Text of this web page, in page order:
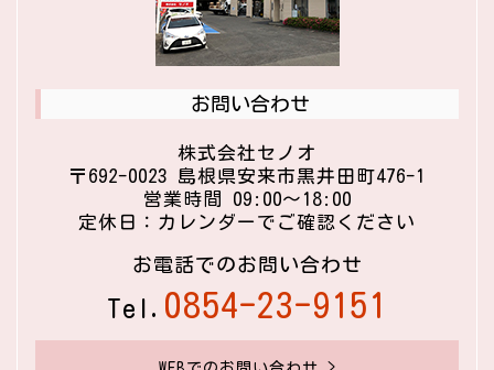
お問い合わせ
株式会社セノオ
〒692-0023 島根県安来市黒井田町476-1
営業時間 09:00〜18:00
定休日：カレンダーでご確認ください
お電話でのお問い合わせ
Tel. 0854-23-9151